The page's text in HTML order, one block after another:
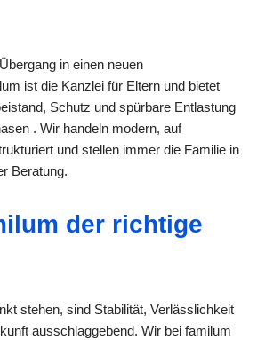
in einen neuen
ist die Kanzlei für Eltern und bietet
Schutz und spürbare Entlastung
. Wir handeln modern, auf
und stellen immer die Familie in
Beratung.
der richtige
stehen, sind Stabilität, Verlässlichkeit
ausschlaggebend. Wir bei familum